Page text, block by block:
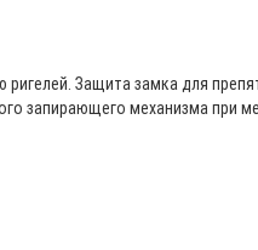
Защита замка для
запирающего механизма при